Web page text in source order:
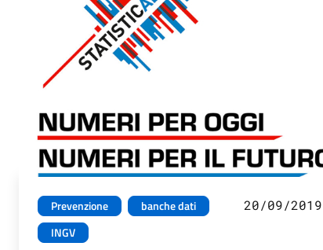
Prevenzione
banche dati
INGV
20/09/2019